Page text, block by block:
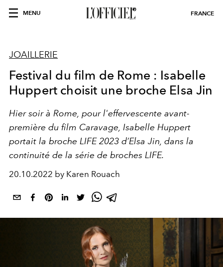
MENU FRANCE
JOAILLERIE
Festival du film de Rome : Isabelle
Huppert choisit une broche Elsa Jin
Hier soir à Rome, pour l'effervescente avant-
première du film Caravage, Isabelle Huppert
portait la broche LIFE 2023 d’Elsa Jin, dans la
continuité de la série de broches LIFE.
20.10.2022 by Karen Rouach